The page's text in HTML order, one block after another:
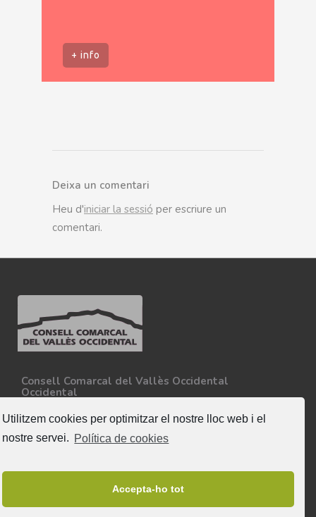
Utilitzem cookies per optimitzar el nostre lloc web i el
nostre servei. Política de cookies
Accepta-ho tot
+ info
Deixa un comentari
Heu d'iniciar la sessió per escriure un
comentari.
Consell Comarcal del Vallès Occidental
Occidental
08227 - Terrassa
Tel. 93 727 35 34